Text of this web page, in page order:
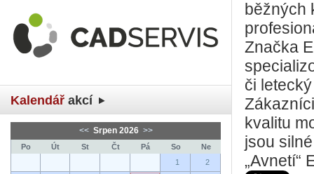
Kalendář akcí
<< Srpen 2026 >>
Po Út St Čt Pá So
Ne
1
2
běžných
Značka
či
kvalitu
jsou
„Avnetí“